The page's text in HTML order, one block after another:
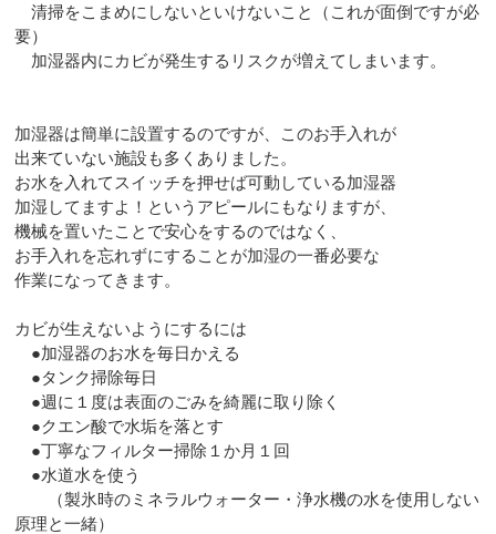
清掃をこまめにしないといけないこと（これが面倒ですが必
要）
加湿器内にカビが発生するリスクが増えてしまいます。
加湿器は簡単に設置するのですが、このお手入れが
出来ていない施設も多くありました。
お水を入れてスイッチを押せば可動している加湿器
加湿してますよ！というアピールにもなりますが、
機械を置いたことで安心をするのではなく、
お手入れを忘れずにすることが加湿の一番必要な
作業になってきます。
カビが生えないようにするには
●加湿器のお水を毎日かえる
●タンク掃除毎日
●週に１度は表面のごみを綺麗に取り除く
●クエン酸で水垢を落とす
●丁寧なフィルター掃除１か月１回
●水道水を使う
（製氷時のミネラルウォーター・浄水機の水を使用しない
原理と一緒）